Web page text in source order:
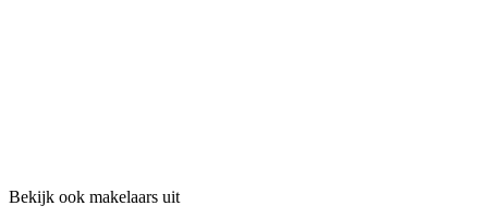
Bekijk ook makelaars uit